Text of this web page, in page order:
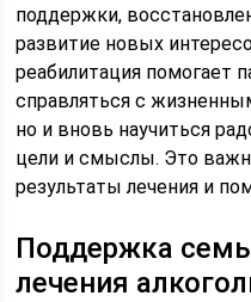
поддержки,
развитие новых
реабилитация помогает
справляться с
но и вновь научиться
цели и смыслы. Это
результаты лечения и
Поддержка
лечения